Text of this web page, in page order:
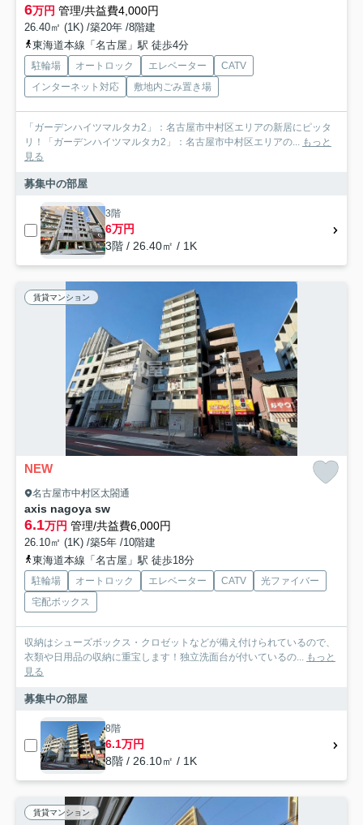
6万円 管理/共益費4,000円
26.40㎡ (1K) /築20年 /8階建
東海道本線「名古屋」駅 徒歩4分
駐輪場 オートロック エレベーター
CATV
インターネット対応
敷地内ごみ置き場
「ガーデンハイツマルタカ2」：名古屋市中村区エリアの新居にピッタ
リ！「ガーデンハイツマルタカ2」：名古屋市中村区エリアの... もっと
見る
募集中の部屋
3階
6万円
3階 / 26.40㎡ / 1K
賃貸マンション
NEW
名古屋市中村区太閤通
axis nagoya sw
6.1万円 管理/共益費6,000円
26.10㎡ (1K) /築5年 /10階建
東海道本線「名古屋」駅 徒歩18分
駐輪場 オートロック エレベーター CATV
光ファイバー
宅配ボックス
収納はシューズボックス・クロゼットなどが備え付けられているので、
衣類や日用品の収納に重宝します！独立洗面台が付いているの... もっと
見る
募集中の部屋
8階
6.1万円
8階 / 26.10㎡ / 1K
賃貸マンション